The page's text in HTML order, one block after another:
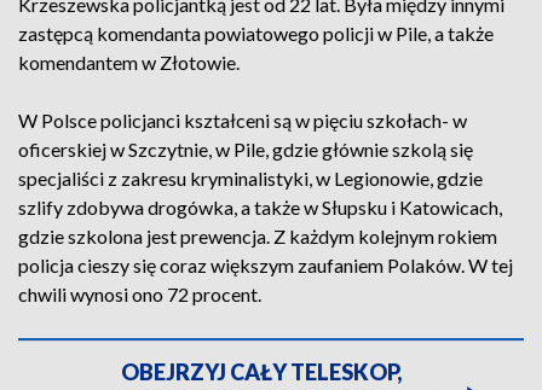
zastępcą komendanta powiatowego policji w Pile, a także
komendantem w Złotowie.
W Polsce policjanci kształceni są w pięciu szkołach- w
oficerskiej w Szczytnie, w Pile, gdzie głównie szkolą się
specjaliści z zakresu kryminalistyki, w Legionowie, gdzie
szlify zdobywa drogówka, a także w Słupsku i Katowicach,
gdzie szkolona jest prewencja. Z każdym kolejnym rokiem
policja cieszy się coraz większym zaufaniem Polaków. W tej
chwili wynosi ono 72 procent.
OBEJRZYJ CAŁY TELESKOP,